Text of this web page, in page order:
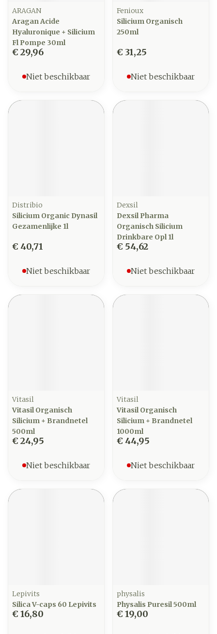
ARAGAN
Aragan Acide
Hyaluronique + Silicium
Fl Pompe 30ml
€ 29,96
Niet beschikbaar
Fenioux
Silicium Organisch
250ml
€ 31,25
Niet beschikbaar
Distribio
Silicium Organic Dynasil
Gezamenlijke 1l
€ 40,71
Niet beschikbaar
Dexsil
Dexsil Pharma
Organisch Silicium
Drinkbare Opl 1l
€ 54,62
Niet beschikbaar
Vitasil
Vitasil Organisch
Silicium + Brandnetel
500ml
€ 24,95
Niet beschikbaar
Vitasil
Vitasil Organisch
Silicium + Brandnetel
1000ml
€ 44,95
Niet beschikbaar
Lepivits
Silica V-caps 60 Lepivits
€ 16,80
physalis
Physalis Puresil 500ml
€ 19,00